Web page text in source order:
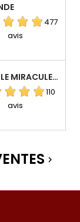
477
avis
MÉDAILLE MIRACULEUSE DE VIERGE DE LA RUE DU BAC
110
avis
